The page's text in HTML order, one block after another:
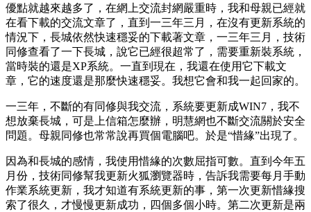
優點就越來越多了，在網上交流封網嚴重時，我和母親已經就
在看下載的交流文章了，直到一三年三月，在沒有更新系統的
情況下，長城依然快速穩妥的下載著文章，一三年三月，技術
同修查看了一下長城，說它已經很超常了，需要重新裝系統，
當時裝的還是XP系統。一直到現在，我還在使用它下載文
章，它的速度還是那麼快速穩妥。我想它會和我一起回家的。
一三年，不斷的有同修與我交流，系統要更新成WIN7，我不
想放棄長城，可是上信箱怎麼辦，明慧網也不斷交流關於安全
問題。母親同修也常常說再買個電腦吧。於是“惜緣”出現了。
因為和長城的感情，我使用惜緣的次數屈指可數。直到今年五
月份，技術同修幫我更新火狐瀏覽器時，告訴我需要每月手動
作業系統更新，我才知道有系統更新的事，第一次更新惜緣搜
索了很久，才慢慢更新成功，四個多個小時。第二次更新是兩